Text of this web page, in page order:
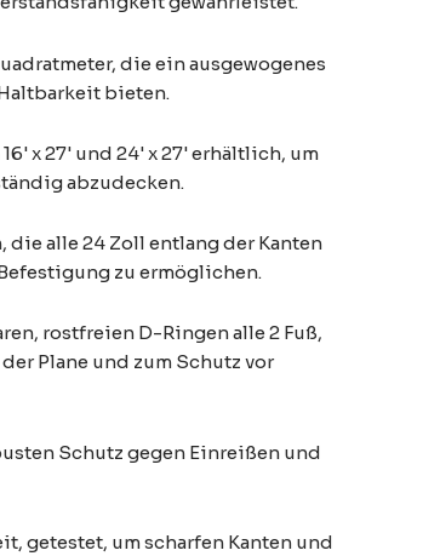
die ein ausgewogenes
bieten.
x 27' und 24' x 27' erhältlich, um
abzudecken.
die alle 24 Zoll entlang der Kanten
zu ermöglichen.
rostfreien D-Ringen alle 2 Fuß,
Plane und zum Schutz vor
Schutz gegen Einreißen und
getestet, um scharfen Kanten und